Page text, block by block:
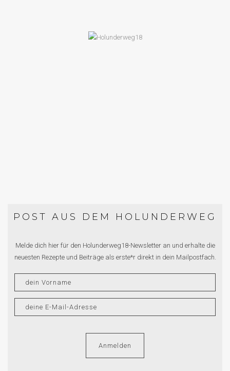
POST AUS DEM HOLUNDERWEG
Melde dich hier für den Holunderweg18-Newsletter an und erhalte die
neuesten Rezepte und Beiträge als erste*r direkt in dein Mailpostfach.